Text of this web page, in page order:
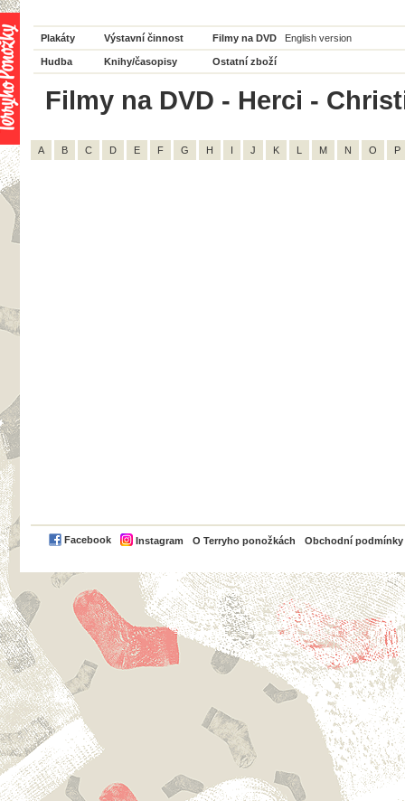
Plakáty Výstavní činnost Filmy na DVD English version
Hudba Knihy/časopisy Ostatní zboží
Filmy na DVD - Herci -
A B C D E F G H I J K L M N O P
Facebook Instagram O Terryho ponožkách Obchodní podmínky
PayPal